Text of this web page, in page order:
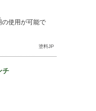
使用が可能で
塗料JP
チ